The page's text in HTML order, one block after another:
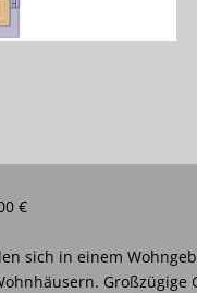
€
sich in einem
Großzügige